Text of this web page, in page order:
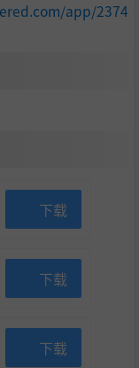
app/2374
下载
下载
下载